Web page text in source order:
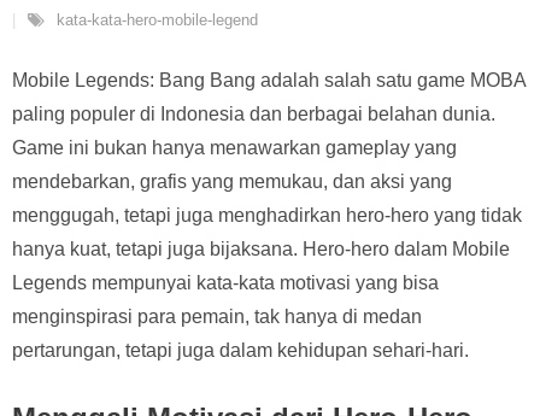
kata-kata-hero-mobile-legend
Mobile Legends: Bang Bang adalah salah satu game MOBA
paling populer di Indonesia dan berbagai belahan dunia.
Game ini bukan hanya menawarkan gameplay yang
mendebarkan, grafis yang memukau, dan aksi yang
menggugah, tetapi juga menghadirkan hero-hero yang tidak
hanya kuat, tetapi juga bijaksana. Hero-hero dalam Mobile
Legends mempunyai kata-kata motivasi yang bisa
menginspirasi para pemain, tak hanya di medan
pertarungan, tetapi juga dalam kehidupan sehari-hari.